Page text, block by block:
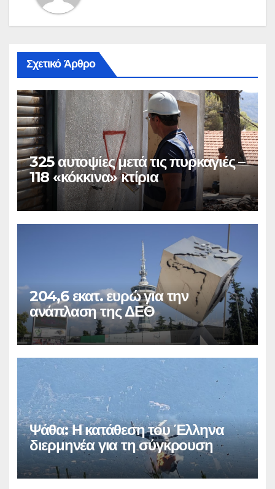
Σχετικό Άρθρο
325 αυτοψίες μετά τις πυρκαγιές –
118 «κόκκινα» κτίρια
204,6 εκατ. ευρώ για την
ανάπλαση της ΔΕΘ
Ψάθα: Η κατάθεση του Έλληνα
διερμηνέα για τη σύγκρουση